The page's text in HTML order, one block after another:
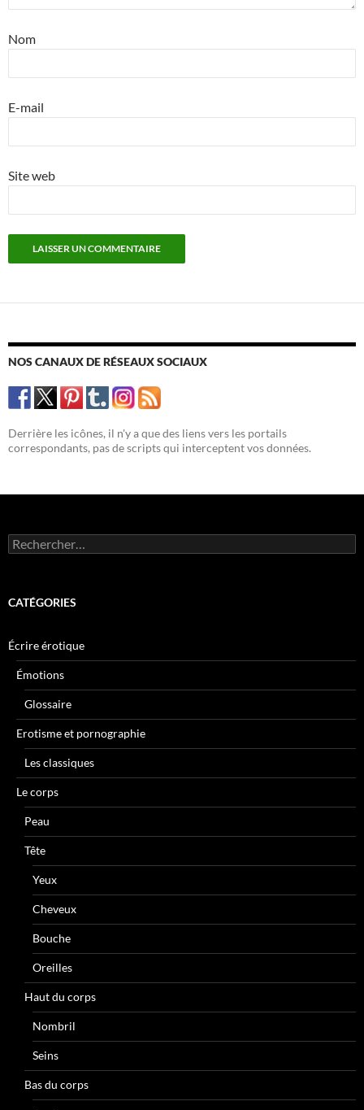
Nom
E-mail
Site web
NOS CANAUX DE RÉSEAUX SOCIAUX
Derrière les icônes, il n'y a que des liens vers les portails
correspondants, pas de scripts qui interceptent vos données.
Rechercher :
CATÉGORIES
Écrire érotique
Émotions
Glossaire
Erotisme et pornographie
Les classiques
Le corps
Peau
Tête
Yeux
Cheveux
Bouche
Oreilles
Haut du corps
Nombril
Seins
Bas du corps